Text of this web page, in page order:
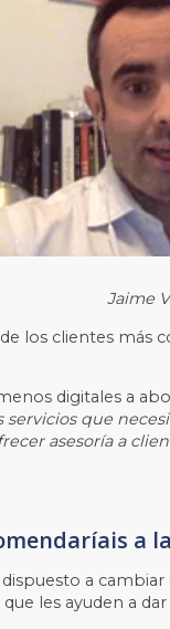
Jaime
los clientes más
digitales a
que
asesoría a
a
a
les ayuden a dar